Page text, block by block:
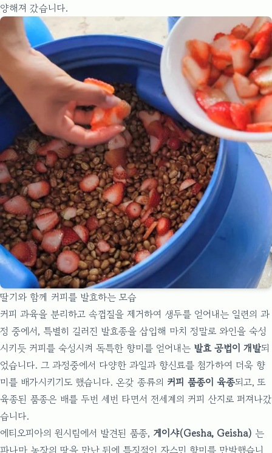
양해져 갔습니다.
딸기와 함께 커피를 발효하는 모습
커피 과육을 분리하고 속껍질을 제거하여 생두를 얻어내는 일련의 과
정 중에서, 특별히 길러진 발효종을 삽입해 마치 정말로 와인을 숙성
시키듯 커피를 숙성시켜 독특한 향미를 얻어내는 발효 공법이 개발되
었습니다. 그 과정중에서 다양한 과일과 향신료를 첨가하여 더욱 향
미를 배가시키기도 했습니다. 온갖 종류의 커피 품종이 육종되고, 또
육종된 품종은 배를 두번 세번 타면서 전세계의 커피 산지로 퍼져나갔
습니다.
에티오피아의 원시림에서 발견된 품종, 게이샤(Gesha, Geisha) 는
파나마 농장의 땅을 만난 뒤에 특징적인 자스민 향미를 만발했습니